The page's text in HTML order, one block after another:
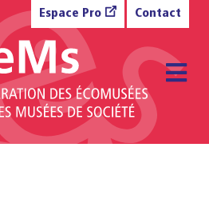
Espace Pro Contact